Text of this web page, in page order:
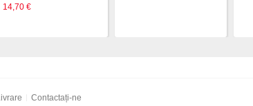
14,70 €
Contactați-ne